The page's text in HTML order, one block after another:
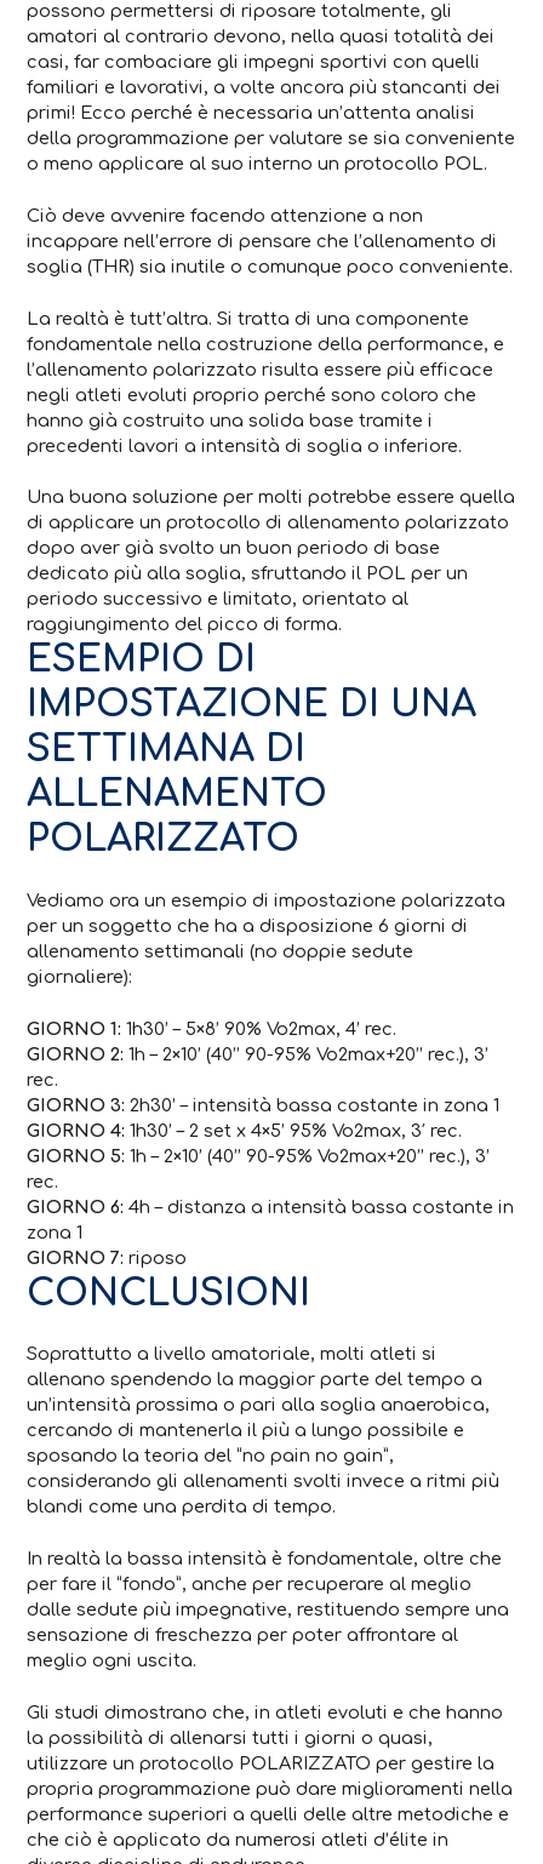
possono permettersi di riposare totalmente, gli
amatori al contrario devono, nella quasi totalità dei
casi, far combaciare gli impegni sportivi con quelli
familiari e lavorativi, a volte ancora più stancanti dei
primi! Ecco perché è necessaria un’attenta analisi
della programmazione per valutare se sia conveniente
o meno applicare al suo interno un protocollo POL.
Ciò deve avvenire facendo attenzione a non
incappare nell’errore di pensare che l’allenamento di
soglia (THR) sia inutile o comunque poco conveniente.
La realtà è tutt’altra. Si tratta di una componente
fondamentale nella costruzione della performance, e
l’allenamento polarizzato risulta essere più efficace
negli atleti evoluti proprio perché sono coloro che
hanno già costruito una solida base tramite i
precedenti lavori a intensità di soglia o inferiore.
Una buona soluzione per molti potrebbe essere quella
di applicare un protocollo di allenamento polarizzato
dopo aver già svolto un buon periodo di base
dedicato più alla soglia, sfruttando il POL per un
periodo successivo e limitato, orientato al
raggiungimento del picco di forma.
ESEMPIO DI
IMPOSTAZIONE DI UNA
SETTIMANA DI
ALLENAMENTO
POLARIZZATO
Vediamo ora un esempio di impostazione polarizzata
per un soggetto che ha a disposizione 6 giorni di
allenamento settimanali (no doppie sedute
giornaliere):
GIORNO 1: 1h30’ – 5×8’ 90% Vo2max, 4’ rec.
GIORNO 2: 1h – 2×10’ (40’’ 90-95% Vo2max+20’’ rec.), 3’
rec.
GIORNO 3: 2h30’ – intensità bassa costante in zona 1
GIORNO 4: 1h30’ – 2 set x 4×5’ 95% Vo2max, 3′ rec.
GIORNO 5: 1h – 2×10’ (40’’ 90-95% Vo2max+20’’ rec.), 3’
rec.
GIORNO 6: 4h – distanza a intensità bassa costante in
zona 1
GIORNO 7: riposo
CONCLUSIONI
Soprattutto a livello amatoriale, molti atleti si
allenano spendendo la maggior parte del tempo a
un’intensità prossima o pari alla soglia anaerobica,
cercando di mantenerla il più a lungo possibile e
sposando la teoria del “no pain no gain”,
considerando gli allenamenti svolti invece a ritmi più
blandi come una perdita di tempo.
In realtà la bassa intensità è fondamentale, oltre che
per fare il “fondo”, anche per recuperare al meglio
dalle sedute più impegnative, restituendo sempre una
sensazione di freschezza per poter affrontare al
meglio ogni uscita.
Gli studi dimostrano che, in atleti evoluti e che hanno
la possibilità di allenarsi tutti i giorni o quasi,
utilizzare un protocollo POLARIZZATO per gestire la
propria programmazione può dare miglioramenti nella
performance superiori a quelli delle altre metodiche e
che ciò è applicato da numerosi atleti d’élite in